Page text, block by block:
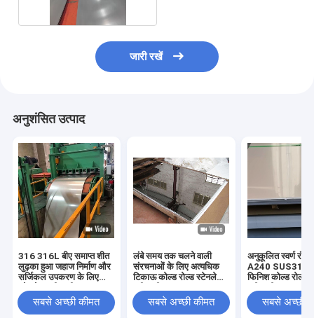
जारी रखें
अनुशंसित उत्पाद
316 316L बीए समाप्त शीत
लुढ़का हुआ जहाज निर्माण और
सर्जिकल उपकरण के लिए
सबसे अच्छी कीमत
लंबे समय तक चलने वाली
संरचनाओं के लिए अत्यधिक
टिकाऊ कोल्ड रोल्ड स्टेनलेस
सबसे अच्छी कीमत
अनुकूलित स्वर्ण रंग
A240 SUS316L
फिनिश कोल्ड रोल्ड
सबसे अच्छी